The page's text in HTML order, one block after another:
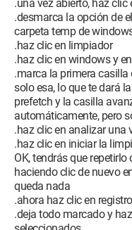
.una vez abierto, haz
.desmarca la opción de
carpeta temp de
.haz clic en limpiador
.haz clic en windows y
.marca la primera
solo esa, lo que te dará
prefetch y la casilla
automáticamente, pero
.haz clic en analizar una
.haz clic en iniciar la
OK, tendrás que
haciendo clic de nuevo
queda nada
.ahora haz clic en
.deja todo marcado y